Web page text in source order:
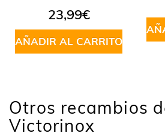
23,99€
AÑADIR AL CARRITO
Otros recambios
Victorinox